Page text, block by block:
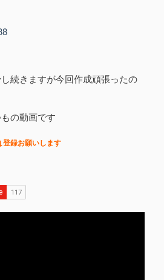
続きますが今回作成頑張ったの
の動画です
録お願いします